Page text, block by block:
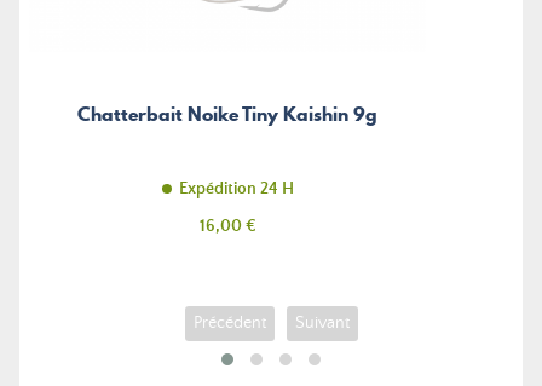
Chatterbait Noike Tiny Kaishin 9g
Expédition 24 H
Prix
16,00 €
Précédent Suivant